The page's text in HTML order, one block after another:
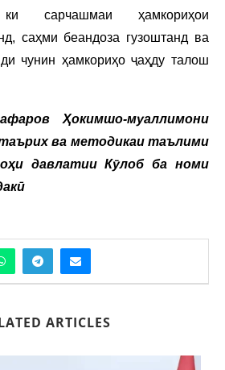
ки сарчашмаи ҳамкориҳои
саҳми беандоза гузоштанд ва
чунин ҳамкориҳо ҷаҳду талош
Ҳокимшо-муаллимони
ва методикаи таълими
давлатии Кӯлоб ба номи
ARTICLES